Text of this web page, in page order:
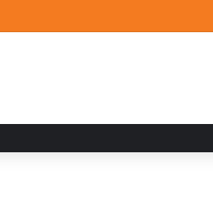
en el MUTVI 2026